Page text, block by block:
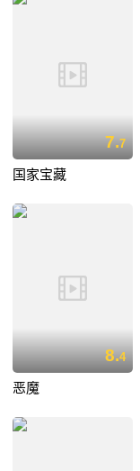
7.7
国家宝藏
8.4
恶魔